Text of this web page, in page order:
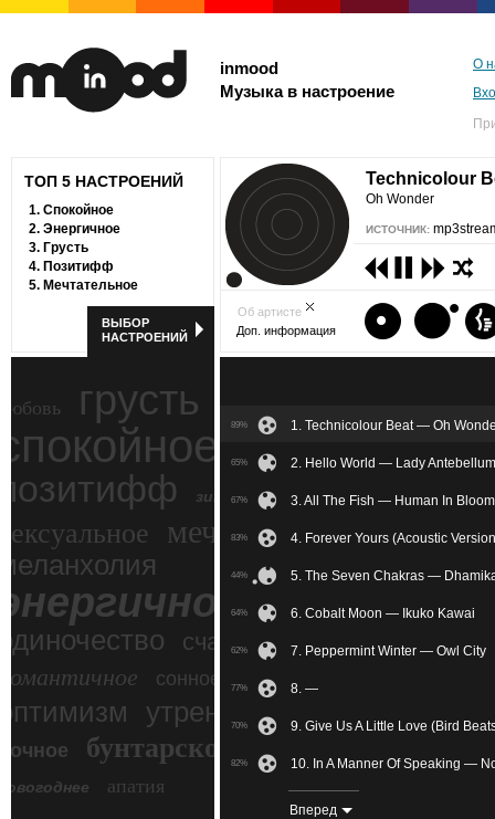
inmood
Музыка в настроение
О
ТОП 5 НАСТРОЕНИЙ
1. Спокойное
2. Энергичное
3. Грусть
4. Позитифф
5. Мечтательное
ВЫБОР
НАСТРОЕНИЙ
грусть
ностальгия
зимний экстрим
мечтательное
счастье
сонное
утреннее злость
бунтарское
беспокойное
апатия
Technicolour
Oh Wonder
ИСТОЧНИК:
Об артисте
Доп. информация
89% 1. Technicolour Beat — Oh
65% 2. Hello World — Lady Antebellum
67% 3. All The Fish — Human In Bloom
83% 4. Forever Yours (Acoustic
44% 5. The Seven Chakras —
64% 6. Cobalt Moon — Ikuko Kawai
62% 7. Peppermint Winter — Owl City
77% 8. —
70% 9. Give Us A Little Love (Bird
82% 10. In A Manner Of Speaking —
11. Fields Of Gold — Sting
Вперед